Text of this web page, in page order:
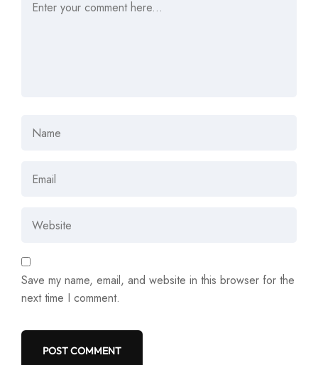
Save my name, email, and website in this browser for the
next time I comment.